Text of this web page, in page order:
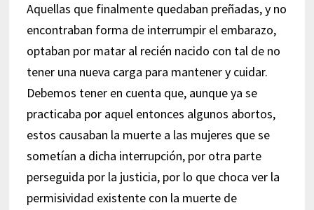
Aquellas que finalmente quedaban preñadas, y no
encontraban forma de interrumpir el embarazo,
optaban por matar al recién nacido con tal de no
tener una nueva carga para mantener y cuidar.
Debemos tener en cuenta que, aunque ya se
practicaba por aquel entonces algunos abortos,
estos causaban la muerte a las mujeres que se
sometían a dicha interrupción, por otra parte
perseguida por la justicia, por lo que choca ver la
permisividad existente con la muerte de